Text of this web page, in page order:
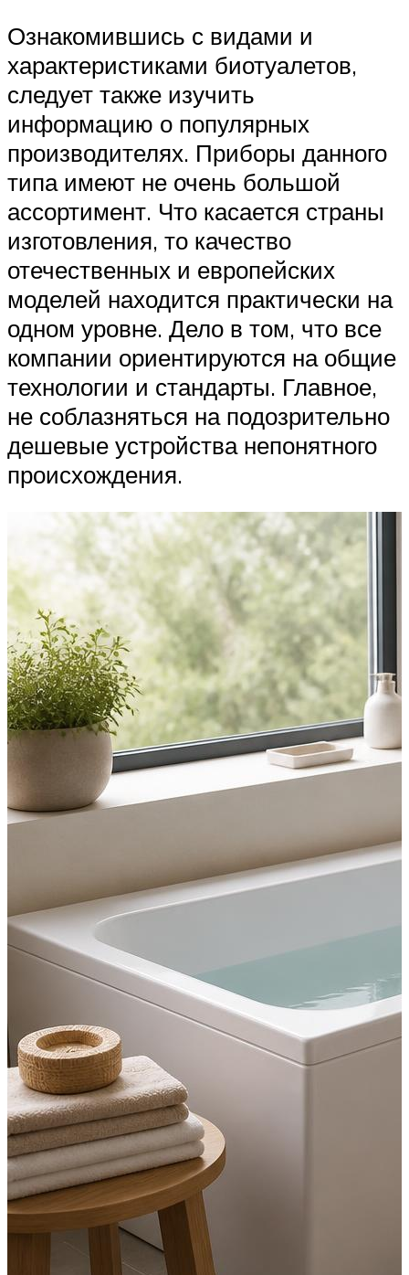
Ознакомившись с видами и
характеристиками биотуалетов,
следует также изучить
информацию о популярных
производителях. Приборы данного
типа имеют не очень большой
ассортимент. Что касается страны
изготовления, то качество
отечественных и европейских
моделей находится практически на
одном уровне. Дело в том, что все
компании ориентируются на общие
технологии и стандарты. Главное,
не соблазняться на подозрительно
дешевые устройства непонятного
происхождения.